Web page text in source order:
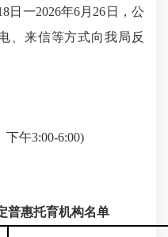
日一2026年6月26日，公
、来信等方式向我局反
午3:00-6:00)
普惠托育机构名单